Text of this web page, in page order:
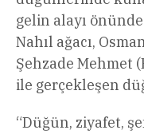
gelin alayı önünde
Nahıl ağacı,
Şehzade Mehmet
ile gerçekleşen
“Düğün, ziyafet,